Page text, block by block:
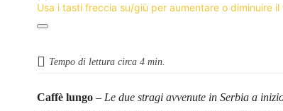
Usa i tasti freccia su/giù per aumentare o diminuire il
Tempo di lettura circa 4 min.
Caffè lungo – Le due stragi avvenute in Serbia a